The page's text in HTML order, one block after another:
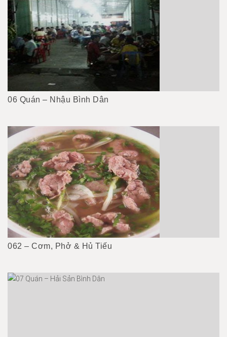
06 Quán – Nhậu Bình Dân
062 – Cơm, Phở & Hủ Tiếu